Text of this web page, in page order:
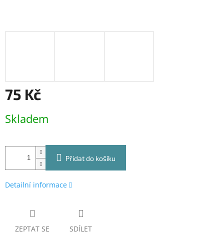
75 Kč
cena:
Skladem
Přidat do košíku
Detailní informace
ZEPTAT SE SDÍLET